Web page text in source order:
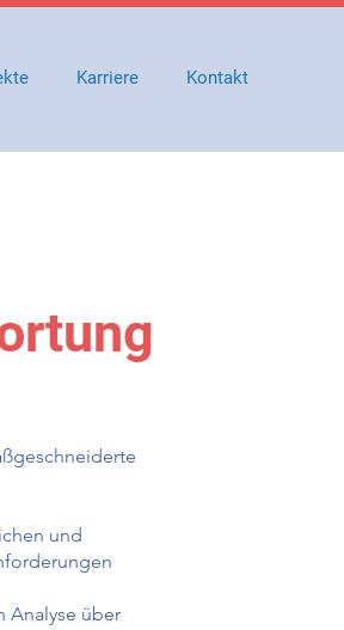
Karriere Kontakt
und
Analyse über